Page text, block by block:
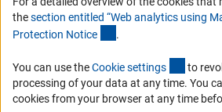
Receive news from the DFG directly in your
thesection entitled “Web analytics using
Protection Notice .
You can use theCookie settings
to
processing of your data at any time. You
cookies from your browser at any time